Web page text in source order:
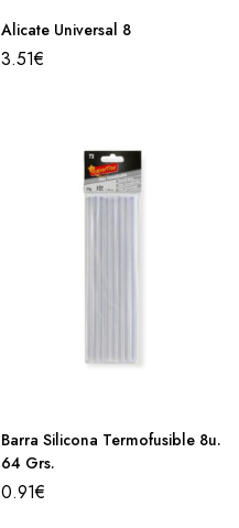
Alicate Universal 8
3.51€
Barra Silicona Termofusible 8u.
64 Grs.
0.91€